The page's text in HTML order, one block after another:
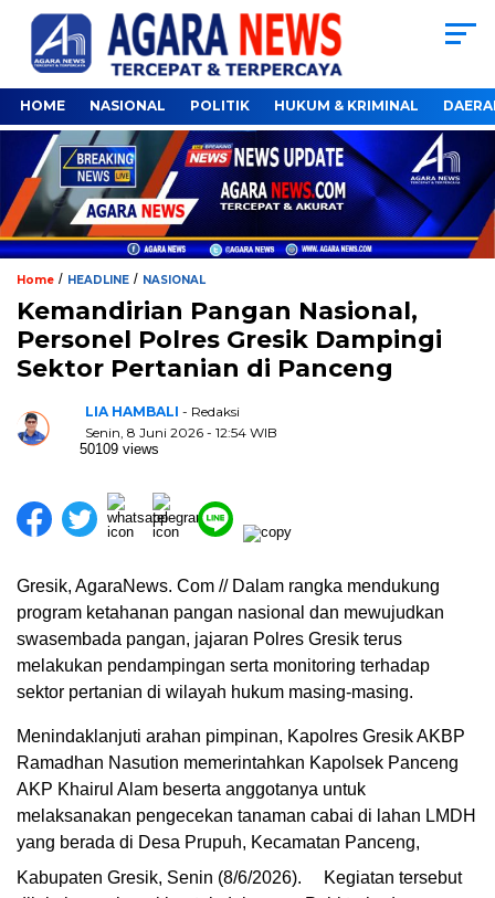
HOME NASIONAL POLITIK HUKUM & KRIMINAL
Home / HEADLINE / NASIONAL
Kemandirian Pangan Nasional,
Personel Polres Gresik Dampingi
Sektor Pertanian di Panceng
LIA HAMBALI - Redaksi
Senin, 8 Juni 2026 - 12:54 WIB
50109 views
Gresik, AgaraNews. Com // Dalam rangka mendukung
program ketahanan pangan nasional dan mewujudkan
swasembada pangan, jajaran Polres Gresik terus
melakukan pendampingan serta monitoring terhadap
sektor pertanian di wilayah hukum masing-masing.
Menindaklanjuti arahan pimpinan, Kapolres Gresik AKBP
Ramadhan Nasution memerintahkan Kapolsek Panceng
AKP Khairul Alam beserta anggotanya untuk
melaksanakan pengecekan tanaman cabai di lahan LMDH
yang berada di Desa Prupuh, Kecamatan Panceng,
Kabupaten Gresik, Senin (8/6/2026).
Kegiatan tersebut